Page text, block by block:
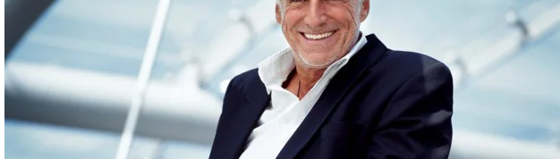
© Krone Multimedia GmbH & Co KG 2026
Muthgasse 2, 1190 Wien